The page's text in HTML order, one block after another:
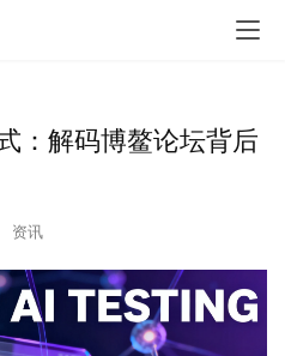
：解码博鳌论坛背后
资讯